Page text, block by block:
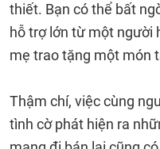
thiết. Bạn có thể bất
hỗ trợ lớn từ một người
mẹ trao tặng một món
Thậm chí, việc cùng
tình cờ phát hiện ra